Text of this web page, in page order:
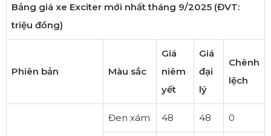
Bảng giá xe Exciter mới nhất tháng 9/2025 (ĐVT:
triệu đồng)
Phiên bản Màu sắc
Giá
niêm
yết
Giá
đại
lý
Chênh
lệch
Đen xám 48 48 0